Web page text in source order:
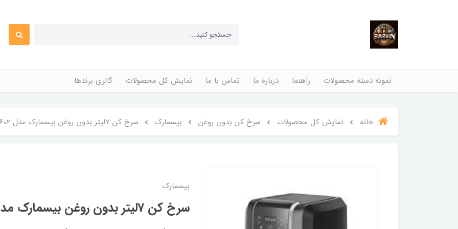
نمونه دسته محصولات راهنما درباره ما تماس با ما نمایش کل محصولات گالری برندها
خانه نمایش کل محصولات سرخ کن بدون روغن بیسمارک سرخ کن 7لیتر بدون روغن بیسمارک مدل BM 3602
بیسمارک
سرخ کن 7لیتر بدون روغن بیسمارک مدل BM 3602